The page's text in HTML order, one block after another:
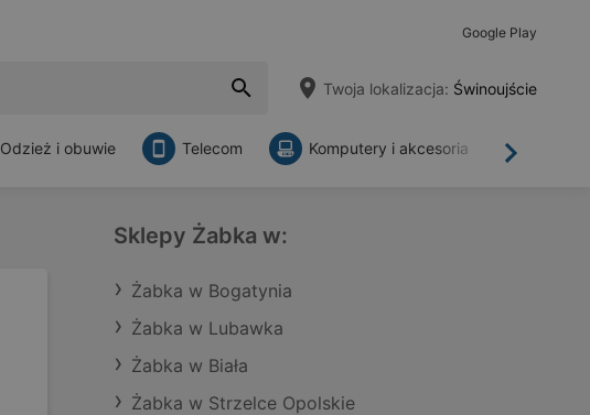
Google Play
Twoja lokalizacja: Świnoujście
Dalej
Odzież i obuwie Telecom Komputery i akcesoria
Sklepy Żabka w:
Żabka w Bogatynia
Żabka w Lubawka
Żabka w Biała
Żabka w Strzelce Opolskie